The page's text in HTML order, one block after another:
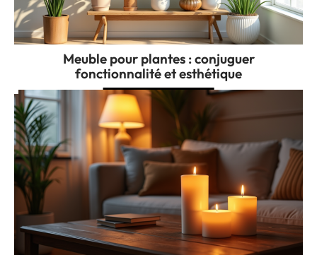
Meuble pour plantes : conjuguer
fonctionnalité et esthétique